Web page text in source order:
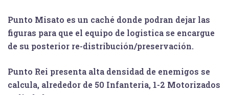
Punto Misato es un caché donde podran dejar las
figuras para que el equipo de logistica se encargue
de su posterior re-distribución/preservación.
Punto Rei presenta alta densidad de enemigos se
calcula, alrededor de 50 Infanteria, 1-2 Motorizados